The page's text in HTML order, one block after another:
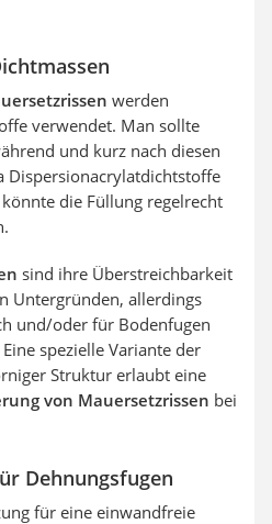
werden
verwendet. Man sollte
und kurz nach diesen
Dispersionacrylatdichtstoffe
die Füllung regelrecht
sind ihre Überstreichbarkeit
Untergründen, allerdings
und/oder für Bodenfugen
spezielle Variante der
Struktur erlaubt eine
von Mauersetzrissen bei
Dehnungsfugen
für eine einwandfreie